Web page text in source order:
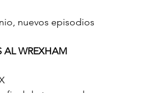
nuevos episodios
AL WREXHAM